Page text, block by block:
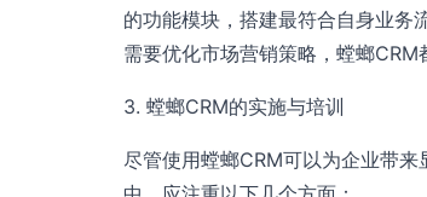
的功能模块，搭建最符合自身业务
需要优化市场营销策略，螳螂CRM
3. 螳螂CRM的实施与培训
尽管使用螳螂CRM可以为企业带